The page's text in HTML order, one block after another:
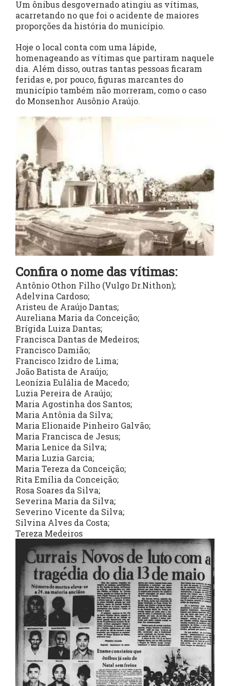
Um ônibus desgovernado atingiu as vítimas,
acarretando no que foi o acidente de maiores
proporções da história do município.
Hoje o local conta com uma lápide,
homenageando as vítimas que partiram naquele
dia. Além disso, outras tantas pessoas ficaram
feridas e, por pouco, figuras marcantes do
município também não morreram, como o caso
do Monsenhor Ausônio Araújo.
Confira o nome das vítimas:
Antônio Othon Filho (Vulgo Dr.Nithon);
Adelvina Cardoso;
Aristeu de Araújo Dantas;
Aureliana Maria da Conceição;
Brígida Luiza Dantas;
Francisca Dantas de Medeiros;
Francisco Damião;
Francisco Izidro de Lima;
João Batista de Araújo;
Leonízia Eulália de Macedo;
Luzia Pereira de Araújo;
Maria Agostinha dos Santos;
Maria Antônia da Silva;
Maria Elionaide Pinheiro Galvão;
Maria Francisca de Jesus;
Maria Lenice da Silva;
Maria Luzia Garcia;
Maria Tereza da Conceição;
Rita Emília da Conceição;
Rosa Soares da Silva;
Severina Maria da Silva;
Severino Vicente da Silva;
Silvina Alves da Costa;
Tereza Medeiros